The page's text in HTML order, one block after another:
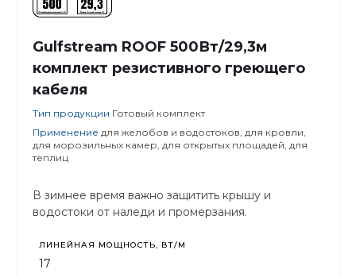
Gulfstream ROOF 500Вт/29,3м
комплект резистивного греющего
кабеля
Тип продукции Готовый комплект
Применение для желобов и водостоков, для кровли,
для морозильных камер, для открытых площадей, для
теплиц
В зимнее время важно защитить крышу и
водостоки от наледи и промерзания.
ЛИНЕЙНАЯ МОЩНОСТЬ, ВТ/М
17